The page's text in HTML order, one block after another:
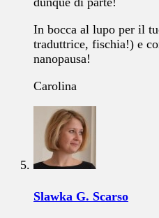
In bocca al lupo per il
traduttrice, fischia!) e
nanopausa!
Carolina
Slawka G. Scarso